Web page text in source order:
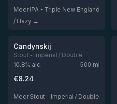
Meer IPA - Triple New England
/ Hazy →
Niet op voorraad
★ 4.02
Candynskij
Stout - Imperial / Double
10.8% alc. 500 ml
€8.24
Meer Stout - Imperial / Double